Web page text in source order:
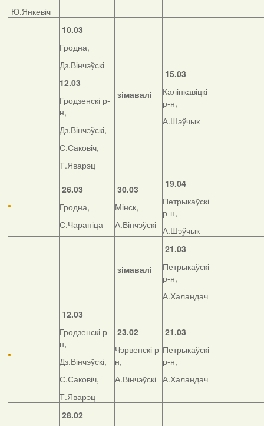
Ю.Янкевіч
10.03
Гродна,
Дз.Вінчэўскі
12.03
Гродзенскі р-
н,
Дз.Вінчэўскі,
С.Саковіч,
Т.Яварэц
зімавалі
15.03
Калінкавіцкі
р-н,
А.Шэўчык
26.03
Гродна,
С.Чарапіца
30.03
Мінск,
А.Вінчэўскі
19.04
Петрыкаўскі
р-н,
А.Шэўчык
зімавалі
21.03
Петрыкаўскі
р-н,
А.Халандач
12.03
Гродзенскі р-
н,
Дз.Вінчэўскі,
С.Саковіч,
Т.Яварэц
23.02
Чэрвенскі р-
н,
А.Вінчэўскі
21.03
Петрыкаўскі
р-н,
А.Халандач
28.02